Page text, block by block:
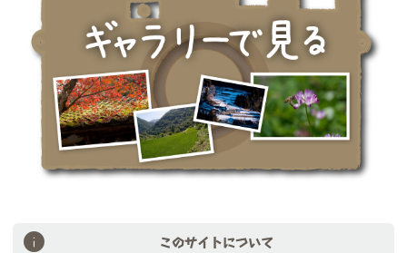
このサイトについて